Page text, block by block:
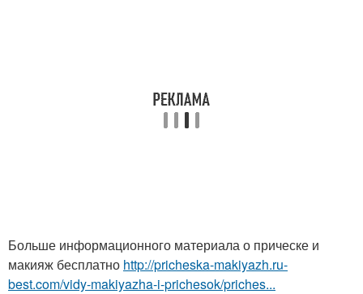
Больше информационного материала о прическе и
макияж бесплатно http://pricheska-makiyazh.ru-
best.com/vidy-makiyazha-i-prichesok/priches...